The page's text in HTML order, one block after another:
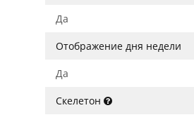
Да
Отображение дня недели
Да
Скелетон